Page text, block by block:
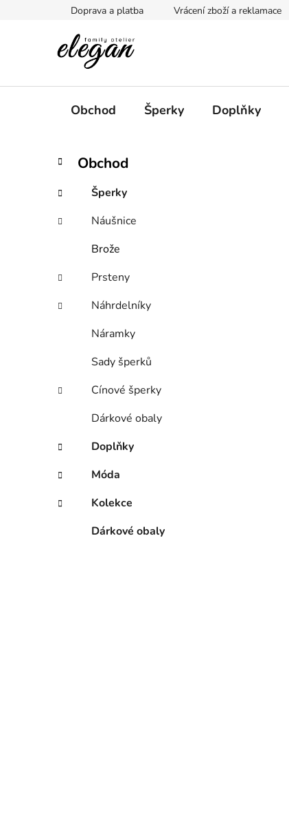
Doprava a platba Vrácení zboží a reklamace
Obchod Šperky Doplňky
P
s
r
n
í
p
l
Přeskočit
kategorie
K
a
e
g
o
e
Obchod
Šperky
Náušnice
Brože
Prsteny
Náhrdelníky
Náramky
Sady šperků
Cínové šperky
Dárkové obaly
Doplňky
Móda
Kolekce
Dárkové obaly